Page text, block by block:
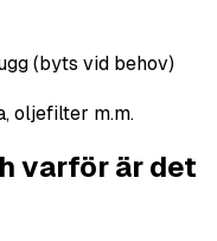
(byts vid behov)
oljefilter m.m.
varför är det